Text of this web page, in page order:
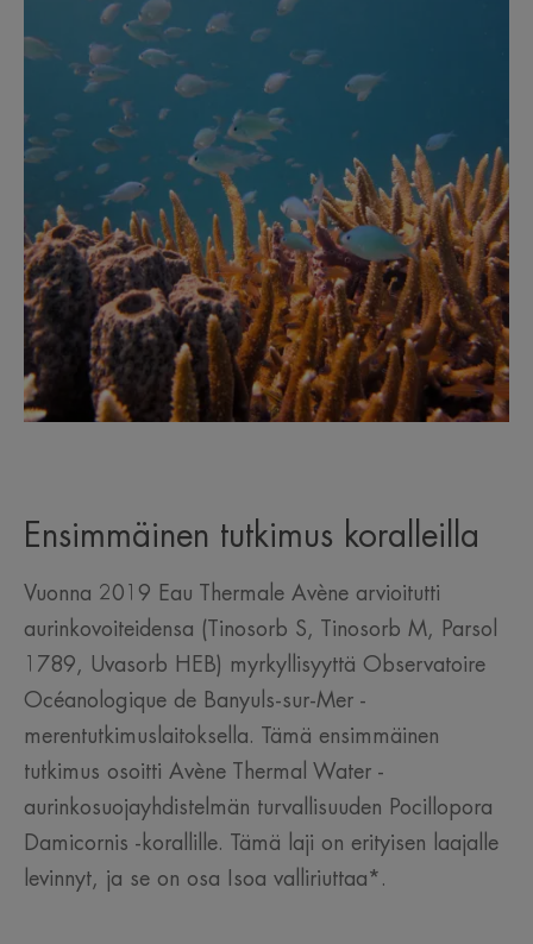
Ensimmäinen tutkimus koralleilla
Vuonna 2019 Eau Thermale Avène arvioitutti
aurinkovoiteidensa (Tinosorb S, Tinosorb M, Parsol
1789, Uvasorb HEB) myrkyllisyyttä Observatoire
Océanologique de Banyuls-sur-Mer -
merentutkimuslaitoksella. Tämä ensimmäinen
tutkimus osoitti Avène Thermal Water -
aurinkosuojayhdistelmän turvallisuuden Pocillopora
Damicornis -korallille. Tämä laji on erityisen laajalle
levinnyt, ja se on osa Isoa valliriuttaa*.